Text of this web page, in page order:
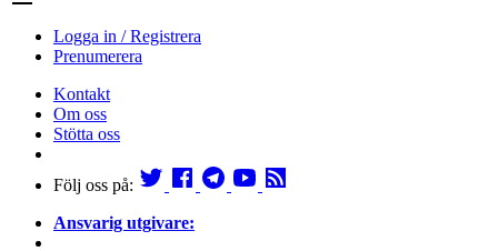
Logga in / Registrera
Prenumerera
Kontakt
Om oss
Stötta oss
Följ oss på:
Ansvarig utgivare: